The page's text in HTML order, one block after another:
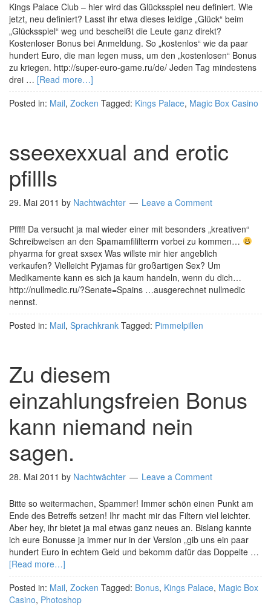
Kings Palace Club – hier wird das Glücksspiel neu definiert. Wie
jetzt, neu definiert? Lasst ihr etwa dieses leidige „Glück“ beim
„Glücksspiel“ weg und bescheißt die Leute ganz direkt?
Kostenloser Bonus bei Anmeldung. So „kostenlos“ wie da paar
hundert Euro, die man legen muss, um den „kostenlosen“ Bonus
zu kriegen. http://super-euro-game.ru/de/ Jeden Tag mindestens
drei … [Read more…]
Posted in: Mail, Zocken Tagged: Kings Palace, Magic Box Casino
sseexexxual and erotic
pfillls
29. Mai 2011 by Nachtwächter Leave a Comment
Pffff! Da versucht ja mal wieder einer mit besonders „kreativen“
Schreibweisen an den Spamamfililterrn vorbei zu kommen…
phyarma for great sxsex Was willste mir hier angeblich
verkaufen? Vielleicht Pyjamas für großartigen Sex? Um
Medikamente kann es sich ja kaum handeln, wenn du dich…
http://nullmedic.ru/?Senate=Spains …ausgerechnet nullmedic
nennst.
Posted in: Mail, Sprachkrank Tagged: Pimmelpillen
Zu diesem
einzahlungsfreien Bonus
kann niemand nein
sagen.
28. Mai 2011 by Nachtwächter Leave a Comment
Bitte so weitermachen, Spammer! Immer schön einen Punkt am
Ende des Betreffs setzen! Ihr macht mir das Filtern viel leichter.
Aber hey, ihr bietet ja mal etwas ganz neues an. Bislang kannte
ich eure Bonusse ja immer nur in der Version „gib uns ein paar
hundert Euro in echtem Geld und bekomm dafür das Doppelte …
[Read more…]
Posted in: Mail, Zocken Tagged: Bonus, Kings Palace, Magic Box
Casino, Photoshop